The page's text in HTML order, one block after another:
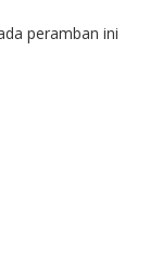
peramban ini